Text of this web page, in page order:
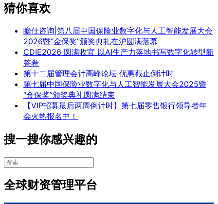
猜你喜欢
瞻仕咨询|第八届中国保险业数字化与人工智能发展大会
2026暨“金保奖”颁奖典礼在沪圆满落幕
CDIE2026 圆满收官 以AI生产力落地书写数字化转型新
答卷
第十二届管理会计高峰论坛 优惠截止倒计时
第七届中国保险业数字化与人工智能发展大会2025暨
“金保奖”颁奖典礼圆满结束
【VIP招募最后两周倒计时】第七届零售银行领导者年
会火热报名中！
搜一搜你感兴趣的
全球财资管理平台